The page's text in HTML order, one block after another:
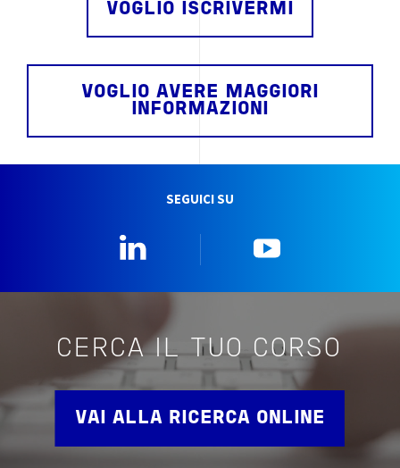
VOGLIO ISCRIVERMI
VOGLIO AVERE MAGGIORI
INFORMAZIONI
SEGUICI SU
CERCA IL TUO CORSO
VAI ALLA RICERCA ONLINE